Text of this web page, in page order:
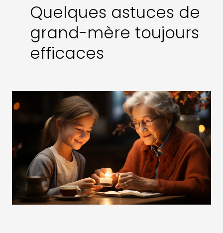
Quelques astuces de
grand-mère toujours
efficaces